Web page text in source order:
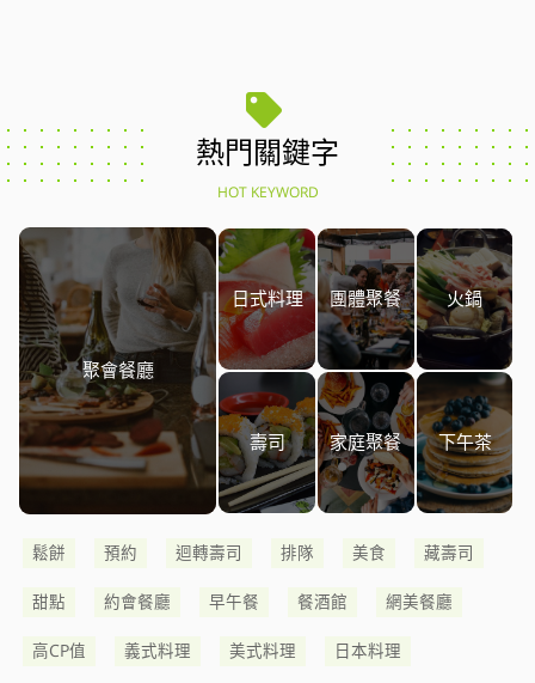
熱門關鍵字
HOT KEYWORD
聚會餐廳
日式料理 團體聚餐 火鍋
壽司 家庭聚餐 下午茶
鬆餅 預約 迴轉壽司 排隊 美食 藏壽司
甜點 約會餐廳 早午餐 餐酒館 網美餐廳
高CP值 義式料理 美式料理 日本料理